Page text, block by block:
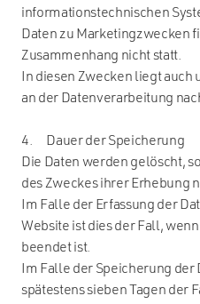
informationstechnischen
Daten zu Marketingzwecken
Zusammenhang nicht statt.
In diesen Zwecken liegt
an der Datenverarbeitung
4. Dauer der Speicherung
Die Daten werden gelöscht,
des Zweckes ihrer Erhebung
Im Falle der Erfassung der
Website ist dies der Fall,
beendet ist.
Im Falle der Speicherung der
spätestens sieben Tagen der